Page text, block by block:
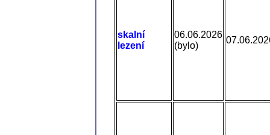
skalní
lezení
06.06.2026
(bylo)